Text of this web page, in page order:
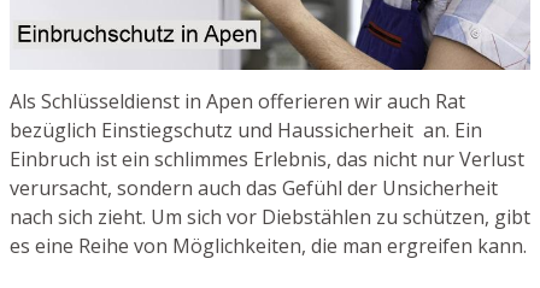
Als Schlüsseldienst in Apen offerieren wir auch Rat
bezüglich Einstiegschutz und Haussicherheit an. Ein
Einbruch ist ein schlimmes Erlebnis, das nicht nur Verlust
verursacht, sondern auch das Gefühl der Unsicherheit
nach sich zieht. Um sich vor Diebstählen zu schützen, gibt
es eine Reihe von Möglichkeiten, die man ergreifen kann.